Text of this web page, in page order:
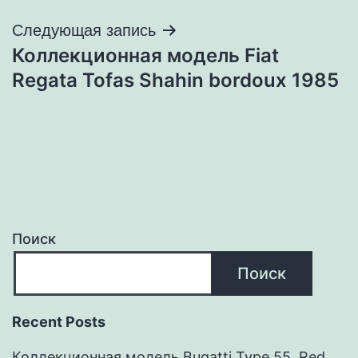
Следующая запись
Коллекционная модель Fiat
Regata Tofas Shahin bordoux 1985
Поиск
Поиск
Recent Posts